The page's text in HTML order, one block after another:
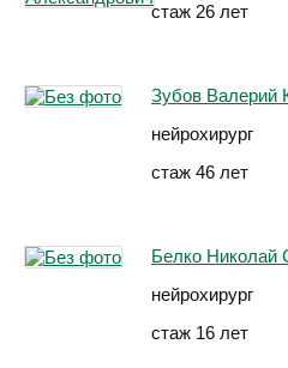
стаж 26 лет
Зубов Валерий
нейрохирург
стаж 46 лет
Белко Николай
нейрохирург
стаж 16 лет